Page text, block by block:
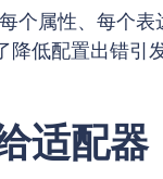
个属性、每个表
低配置出错引
适配器